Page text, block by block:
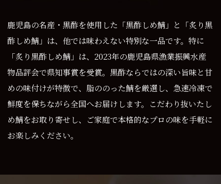
鹿児島の名産・黒酢を使用した「黒酢しめ鯖」と「炙り黒
酢しめ鯖」は、他では味わえない特別な一品です。特に
「炙り黒酢しめ鯖」は、2023年の鹿児島県漁業振興水産
物品評会で県知事賞を受賞。黒酢ならではの深い旨味と甘
めの味付けが特徴で、脂ののった鯖を厳選し、急速冷凍で
鮮度を保ちながら全国へお届けします。こだわり抜いたし
め鯖をお取り寄せし、ご家庭で本格的なプロの味を手軽に
お楽しみください。